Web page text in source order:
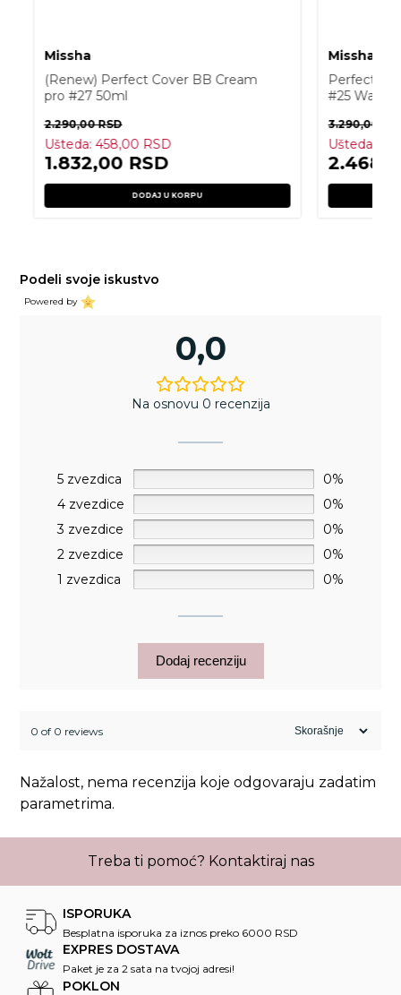
Missha
(Renew) Perfect Cover BB Cream
pro #27 50ml
2.290,00RSD
Ušteda:458,00 RSD
1.832,00 RSD
DODAJ U KORPU
Missha
Perfect
#25 Warm
3.290,00
Ušteda:
Podeli svoje iskustvo
Powered by
0,0
Na osnovu 0 recenzija
5 zvezdica
0%
4 zvezdice
0%
3 zvezdice
0%
2 zvezdice
0%
1 zvezdica
0%
Dodaj recenziju
0 of 0 reviews
Nažalost, nema recenzija koje odgovaraju zadatim
parametrima.
Treba ti pomoć? Kontaktiraj nas
ISPORUKA
Besplatna isporuka za iznos preko 6000 RSD
EXPRES DOSTAVA
Paket je za 2 sata na tvojoj adresi!
POKLON